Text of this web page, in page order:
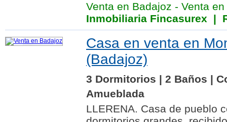
Venta en Badajoz - Venta
Inmobiliaria Fincasurex |
Casa en venta en
(Badajoz)
3 Dormitorios | 2 Baños |
Amueblada
LLERENA. Casa de pueblo